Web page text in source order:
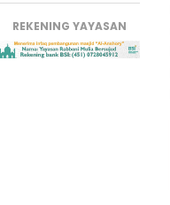
REKENING YAYASAN